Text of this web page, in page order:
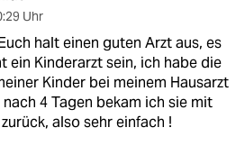
Uhr
halt einen guten Arzt aus, es
ein Kinderarzt sein, ich habe die
Kinder bei meinem Hausarzt
4 Tagen bekam ich sie mit
also sehr einfach !